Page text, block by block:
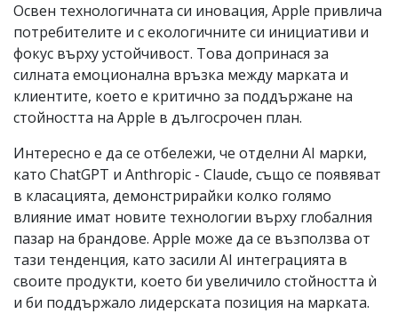
Освен технологичната си иновация, Apple привлича
потребителите и с екологичните си инициативи и
фокус върху устойчивост. Това допринася за
силната емоционална връзка между марката и
клиентите, което е критично за поддържане на
стойността на Apple в дългосрочен план.
Интересно е да се отбележи, че отделни AI марки,
като ChatGPT и Anthropic - Claude, също се появяват
в класацията, демонстрирайки колко голямо
влияние имат новите технологии върху глобалния
пазар на брандове. Apple може да се възползва от
тази тенденция, като засили AI интеграцията в
своите продукти, което би увеличило стойността ѝ
и би поддържало лидерската позиция на марката.